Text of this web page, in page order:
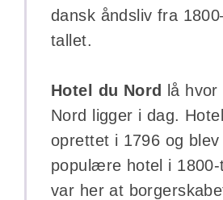
dansk åndsliv fra
tallet.
Hotel du Nord
lå
Nord ligger i dag.
oprettet i 1796 og
populære hotel i
var her at